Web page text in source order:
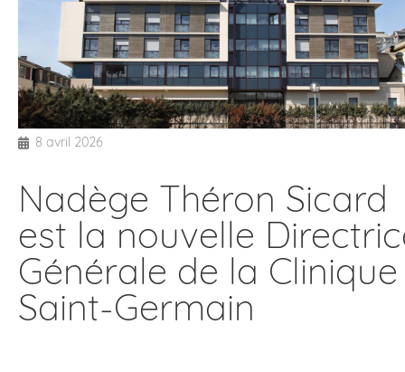
8 avril 2026
Nadège Théron Sicard
est la nouvelle
Générale de la Clinique
Saint-Germain